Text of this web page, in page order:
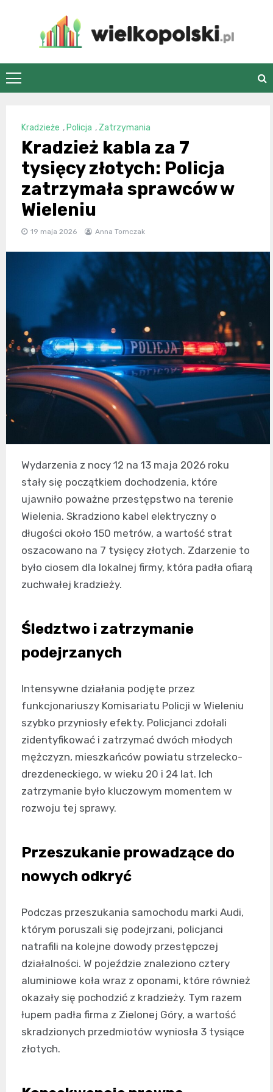
wielkopolski.pl
Kradzieże , Policja , Zatrzymania
Kradzież kabla za 7
tysięcy złotych: Policja
zatrzymała sprawców w
Wieleniu
19 maja 2026 Anna Tomczak
Wydarzenia z nocy 12 na 13 maja 2026 roku
stały się początkiem dochodzenia, które
ujawniło poważne przestępstwo na terenie
Wielenia. Skradziono kabel elektryczny o
długości około 150 metrów, a wartość strat
oszacowano na 7 tysięcy złotych. Zdarzenie to
było ciosem dla lokalnej firmy, która padła ofiarą
zuchwałej kradzieży.
Śledztwo i zatrzymanie
podejrzanych
Intensywne działania podjęte przez
funkcjonariuszy Komisariatu Policji w Wieleniu
szybko przyniosły efekty. Policjanci zdołali
zidentyfikować i zatrzymać dwóch młodych
mężczyzn, mieszkańców powiatu strzelecko-
drezdeneckiego, w wieku 20 i 24 lat. Ich
zatrzymanie było kluczowym momentem w
rozwoju tej sprawy.
Przeszukanie prowadzące do
nowych odkryć
Podczas przeszukania samochodu marki Audi,
którym poruszali się podejrzani, policjanci
natrafili na kolejne dowody przestępczej
działalności. W pojeździe znaleziono cztery
aluminiowe koła wraz z oponami, które również
okazały się pochodzić z kradzieży. Tym razem
łupem padła firma z Zielonej Góry, a wartość
skradzionych przedmiotów wyniosła 3 tysiące
złotych.